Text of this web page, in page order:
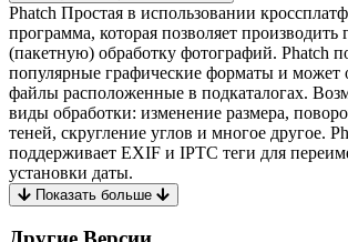
Phatch Простая в использовании
программа, которая позволяет производить
(пакетную) обработку фотографий. Phatch
популярные графические форматы и может
файлы расположенные в подкаталогах.
виды обработки: изменение размера,
теней, скругление углов и многое другое.
поддерживает EXIF и IPTC теги для
установки даты.
Показать больше